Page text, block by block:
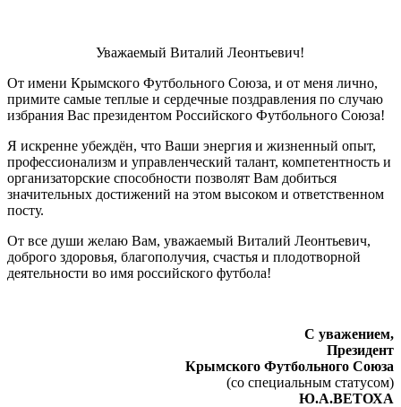
Уважаемый Виталий Леонтьевич!
От имени Крымского Футбольного Союза, и от меня лично,
примите самые теплые и сердечные поздравления по случаю
избрания Вас президентом Российского Футбольного Союза!
Я искренне убеждён, что Ваши энергия и жизненный опыт,
профессионализм и управленческий талант, компетентность и
организаторские способности позволят Вам добиться
значительных достижений на этом высоком и ответственном
посту.
От все души желаю Вам, уважаемый Виталий Леонтьевич,
доброго здоровья, благополучия, счастья и плодотворной
деятельности во имя российского футбола!
С уважением,
Президент
Крымского Футбольного Союза
(со специальным статусом)
Ю.А.ВЕТОХА